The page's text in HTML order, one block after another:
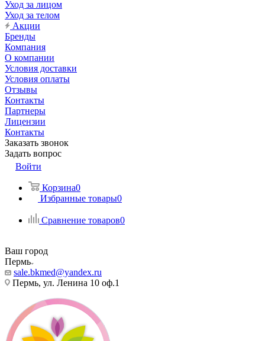
Уход за лицом
Уход за телом
Акции
Бренды
Компания
О компании
Условия доставки
Условия оплаты
Отзывы
Контакты
Партнеры
Лицензии
Контакты
Заказать звонок
Задать вопрос
Войти
Корзина0
Избранные товары0
Сравнение товаров0
Ваш город
Пермь
sale.bkmed@yandex.ru
Пермь, ул. Ленина 10 оф.1